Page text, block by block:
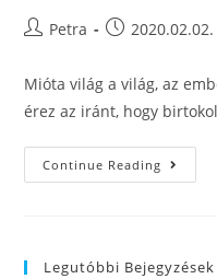
Petra 2020.02.02.
Mióta világ a világ, az
érez az iránt, hogy
Continue Reading
Legutóbbi Bejegyzések